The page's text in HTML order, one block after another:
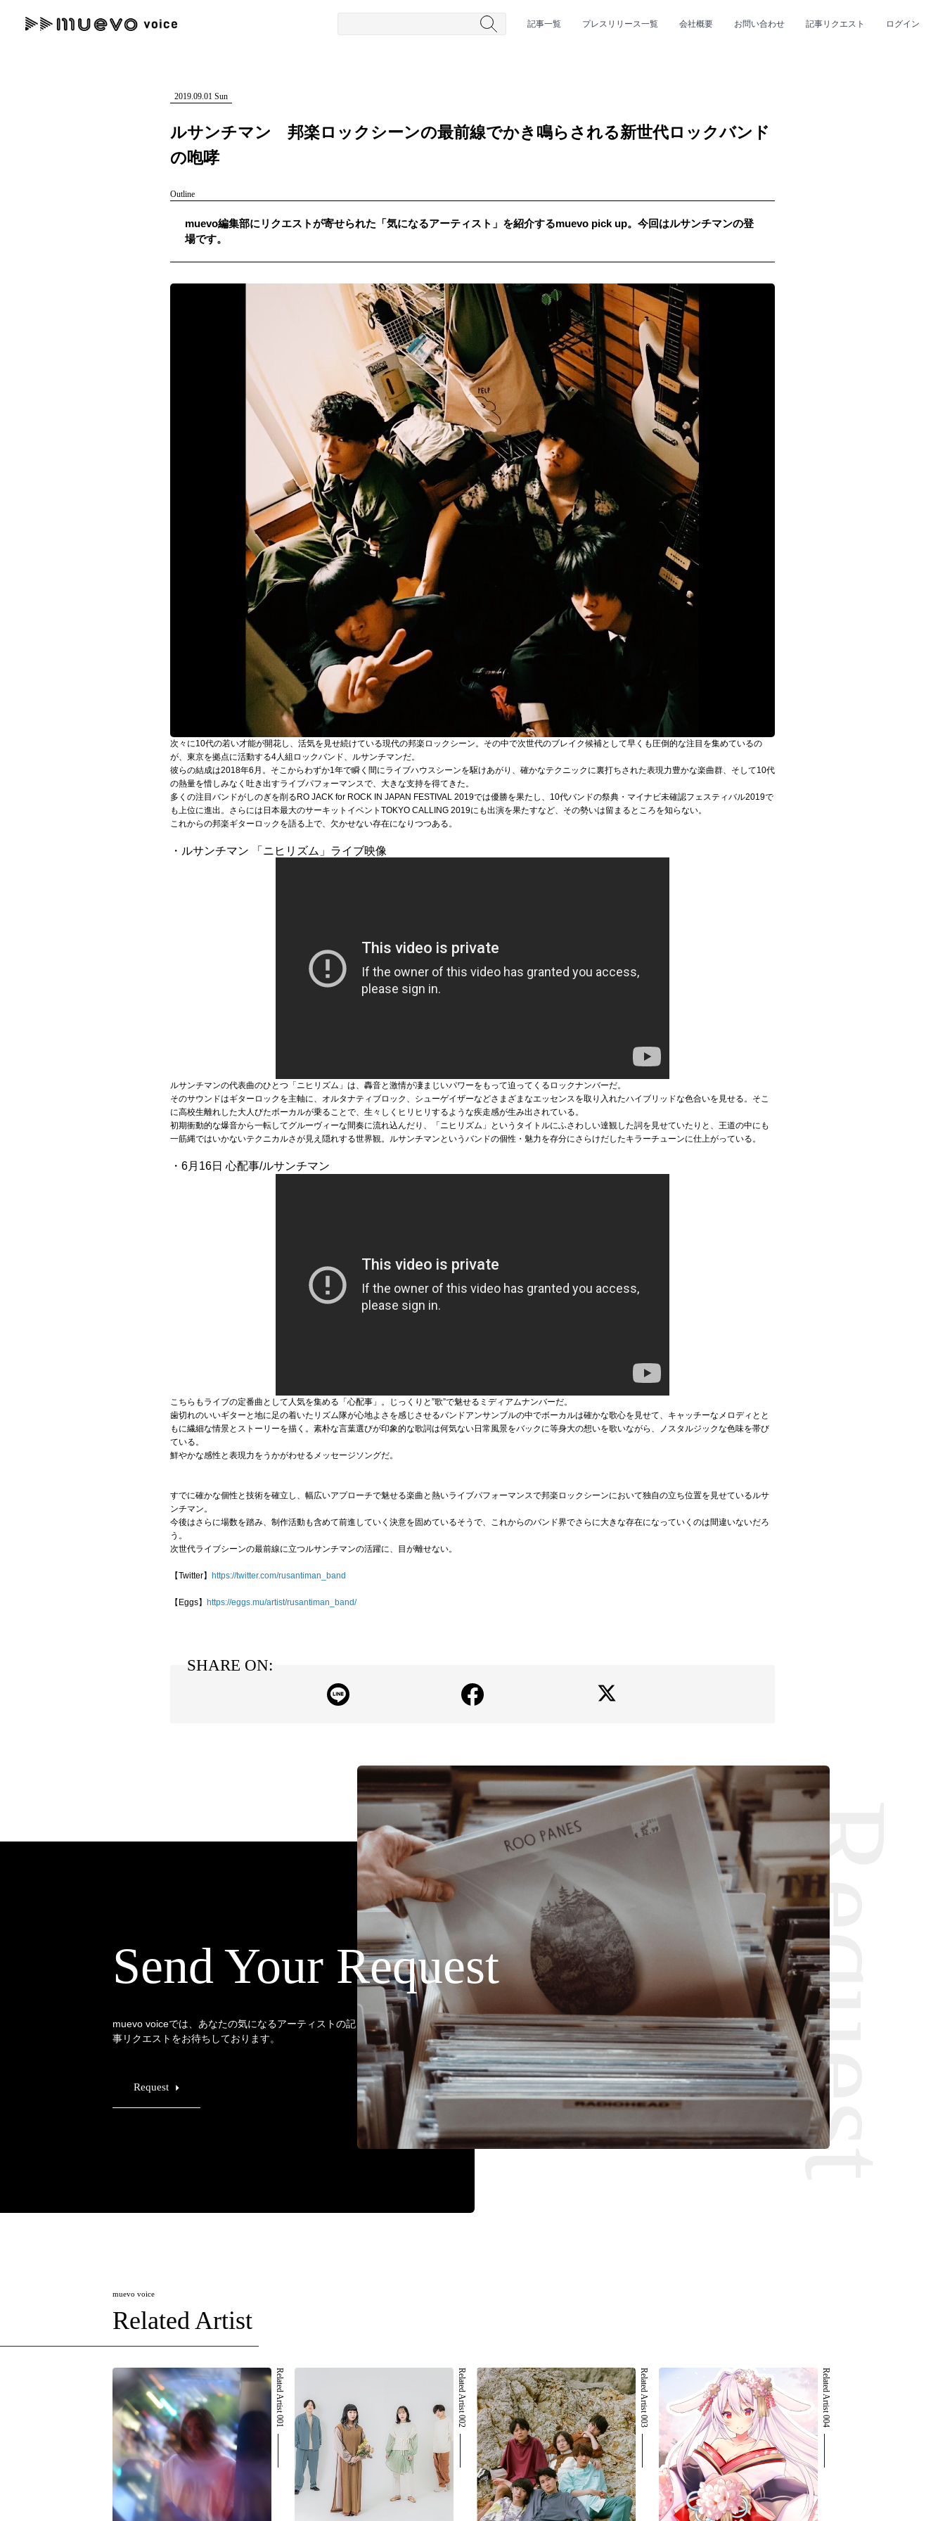
記事一覧 プレスリリース一覧 会社概要 お問い合わせ 記事リクエスト ログイン
#ロック #男性シンガー #HR/HM #女性シンガー #ヒップホップ #男性シンガーグループ #R&B/ソウル
"読者の声を形にする”音楽特化メディア
2019.09.01 Sun
ルサンチマン 邦楽ロックシーンの最前線でかき鳴らされる新世代ロックバンド
の咆哮
Outline
muevo編集部にリクエストが寄せられた「気になるアーティスト」を紹介するmuevo pick up。今回はルサンチマンの登
場です。
次々に10代の若い才能が開花し、活気を見せ続けている現代の邦楽ロックシーン。その中で次世代のブレイク候補として早くも圧倒的な注目を集めているの
が、東京を拠点に活動する4人組ロックバンド、ルサンチマンだ。
彼らの結成は2018年6月。そこからわずか1年で瞬く間にライブハウスシーンを駆けあがり、確かなテクニックに裏打ちされた表現力豊かな楽曲群、そして10代
の熱量を惜しみなく吐き出すライブパフォーマンスで、大きな支持を得てきた。
多くの注目バンドがしのぎを削るRO JACK for ROCK IN JAPAN FESTIVAL 2019では優勝を果たし、10代バンドの祭典・マイナビ未確認フェスティバル2019で
も上位に進出。さらには日本最大のサーキットイベントTOKYO CALLING 2019にも出演を果たすなど、その勢いは留まるところを知らない。
これからの邦楽ギターロックを語る上で、欠かせない存在になりつつある。
・ルサンチマン 「ニヒリズム」ライブ映像
ルサンチマンの代表曲のひとつ「ニヒリズム」は、轟音と激情が凄まじいパワーをもって迫ってくるロックナンバーだ。
そのサウンドはギターロックを主軸に、オルタナティブロック、シューゲイザーなどさまざまなエッセンスを取り入れたハイブリッドな色合いを見せる。そこ
に高校生離れした大人びたボーカルが乗ることで、生々しくヒリヒリするような疾走感が生み出されている。
初期衝動的な爆音から一転してグルーヴィーな間奏に流れ込んだり、「ニヒリズム」というタイトルにふさわしい達観した詞を見せていたりと、王道の中にも
一筋縄ではいかないテクニカルさが見え隠れする世界観。ルサンチマンというバンドの個性・魅力を存分にさらけだしたキラーチューンに仕上がっている。
・6月16日 心配事/ルサンチマン
こちらもライブの定番曲として人気を集める「心配事」。じっくりと”歌”で魅せるミディアムナンバーだ。
歯切れのいいギターと地に足の着いたリズム隊が心地よさを感じさせるバンドアンサンブルの中でボーカルは確かな歌心を見せて、キャッチーなメロディとと
もに繊細な情景とストーリーを描く。素朴な言葉選びが印象的な歌詞は何気ない日常風景をバックに等身大の想いを歌いながら、ノスタルジックな色味を帯び
ている。
鮮やかな感性と表現力をうかがわせるメッセージソングだ。
すでに確かな個性と技術を確立し、幅広いアプローチで魅せる楽曲と熱いライブパフォーマンスで邦楽ロックシーンにおいて独自の立ち位置を見せているルサ
ンチマン。
今後はさらに場数を踏み、制作活動も含めて前進していく決意を固めているそうで、これからのバンド界でさらに大きな存在になっていくのは間違いないだろ
う。
次世代ライブシーンの最前線に立つルサンチマンの活躍に、目が離せない。
【Twitter】 https://twitter.com/rusantiman_band
【Eggs】 https://eggs.mu/artist/rusantiman_band/
SHARE ON:
Request
Send Your Request
muevo voiceでは、あなたの気になるアーティストの記
事リクエストをお待ちしております。
Request
muevo voice
Related Artist
Related Artist 001 Related Artist 002 Related Artist 003 Related Artist 004